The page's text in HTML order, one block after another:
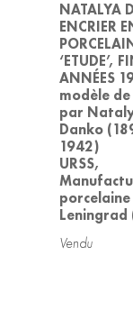
NATALYA
ENCRIER
‘ETUDE’,
ANNÉES
modèle
par
Danko
1942)
URSS,
porcelaine
Leningrad